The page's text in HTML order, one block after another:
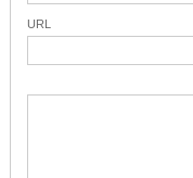
URL